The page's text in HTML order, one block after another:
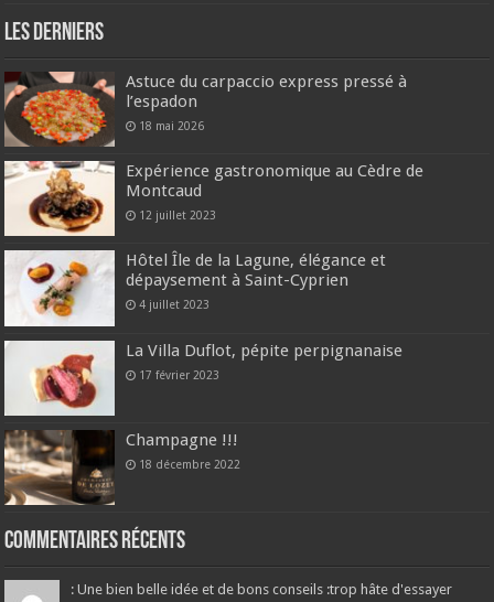
Les derniers
Astuce du carpaccio express pressé à
l’espadon
18 mai 2026
Expérience gastronomique au Cèdre de
Montcaud
12 juillet 2023
Hôtel Île de la Lagune, élégance et
dépaysement à Saint-Cyprien
4 juillet 2023
La Villa Duflot, pépite perpignanaise
17 février 2023
Champagne !!!
18 décembre 2022
Commentaires récents
: Une bien belle idée et de bons conseils :trop hâte d'essayer